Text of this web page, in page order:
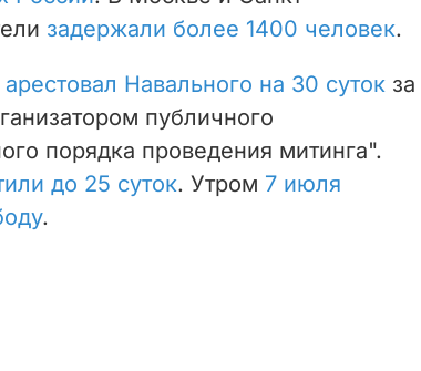
задержали более 1400 человек.
арестовал Навального на 30 суток за
публичного
порядка проведения митинга".
до 25 суток. Утром 7 июля
.